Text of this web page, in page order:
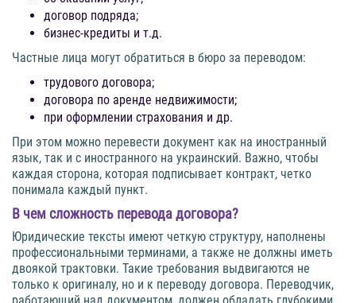
договор подряда;
бизнес-кредиты и т.д.
Частные лица могут обратиться в бюро за переводом:
трудового договора;
договора по аренде недвижимости;
при оформлении страхования и др.
При этом можно перевести документ как на иностранный
язык, так и с иностранного на украинский. Важно, чтобы
каждая сторона, которая подписывает контракт, четко
понимала каждый пункт.
В чем сложность перевода договора?
Юридические тексты имеют четкую структуру, наполнены
профессиональными терминами, а также не должны иметь
двоякой трактовки. Такие требования выдвигаются не
только к оригиналу, но и к переводу договора. Переводчик,